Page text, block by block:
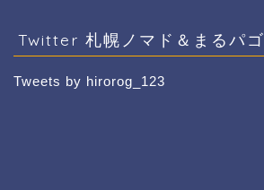
Twitter 札幌ノマド＆まるパゴ
Tweets by hirorog_123